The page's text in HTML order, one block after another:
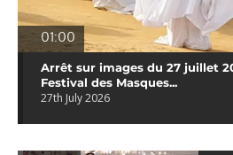
01:00
Arrêt sur images du 27 juillet
Festival des Masques...
27th July 2026